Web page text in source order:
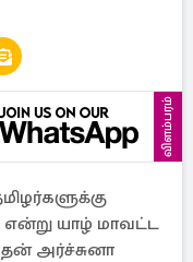
விளம்பரம்
யாழ் மாவட்ட
அர்ச்சுனா